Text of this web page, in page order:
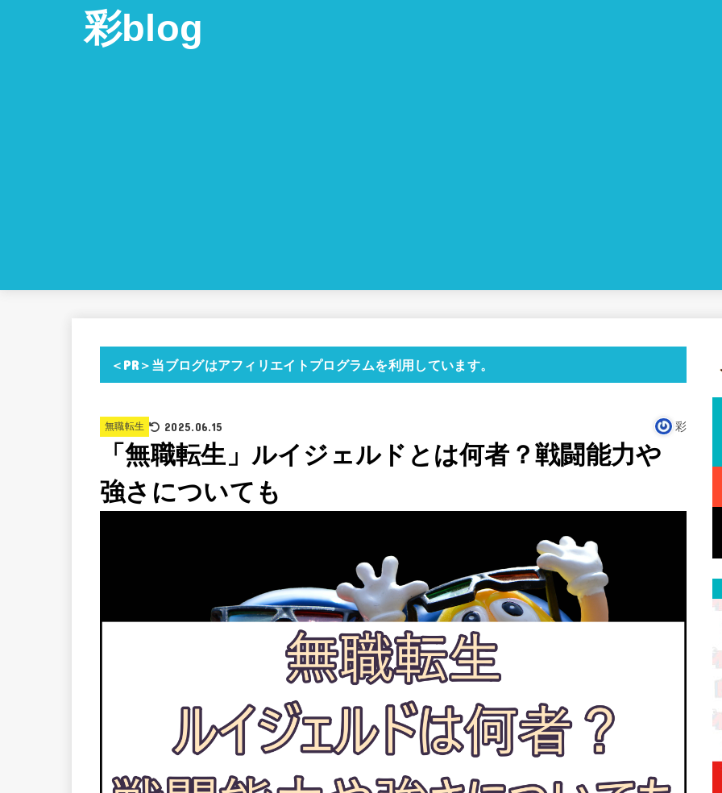
彩blog
＜PR＞当ブログはアフィリエイトプログラムを利用しています。
無職転生 2025.06.15 彩
「無職転生」ルイジェルドとは何者？戦闘能力や
強さについても